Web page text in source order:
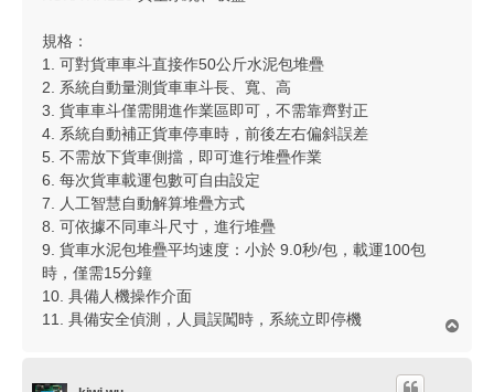
規格：
1. 可對貨車車斗直接作50公斤水泥包堆疊
2. 系統自動量測貨車車斗長、寬、高
3. 貨車車斗僅需開進作業區即可，不需靠齊對正
4. 系統自動補正貨車停車時，前後左右偏斜誤差
5. 不需放下貨車側擋，即可進行堆疊作業
6. 每次貨車載運包數可自由設定
7. 人工智慧自動解算堆疊方式
8. 可依據不同車斗尺寸，進行堆疊
9. 貨車水泥包堆疊平均速度：小於 9.0秒/包，載運100包
時，僅需15分鐘
10. 具備人機操作介面
11. 具備安全偵測，人員誤闖時，系統立即停機